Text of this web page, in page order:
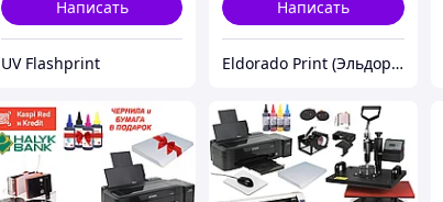
Написать
UV Flashprint
Написать
Eldorado Print (Эльдорадо Принт)